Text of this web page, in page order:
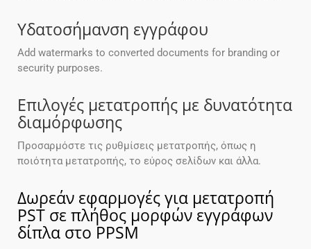
Υδατοσήμανση εγγράφου
Add watermarks to converted documents for branding or
security purposes.
Επιλογές μετατροπής με δυνατότητα
διαμόρφωσης
Προσαρμόστε τις ρυθμίσεις μετατροπής, όπως η
ποιότητα μετατροπής, το εύρος σελίδων και άλλα.
Δωρεάν εφαρμογές για μετατροπή
PST σε πλήθος μορφών εγγράφων
δίπλα στο PPSM